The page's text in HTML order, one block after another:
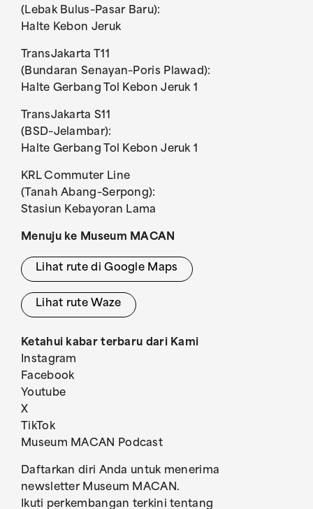
(Lebak Bulus–Pasar Baru):
Halte Kebon Jeruk
TransJakarta T11
(Bundaran Senayan–Poris Plawad):
Halte Gerbang Tol Kebon Jeruk 1
TransJakarta S11
(BSD–Jelambar):
Halte Gerbang Tol Kebon Jeruk 1
KRL Commuter Line
(Tanah Abang–Serpong):
Stasiun Kebayoran Lama
Menuju ke Museum MACAN
Lihat rute di Google Maps
Lihat rute Waze
Ketahui kabar terbaru dari Kami
Instagram
Facebook
Youtube
X
TikTok
Museum MACAN Podcast
Daftarkan diri Anda untuk menerima
newsletter Museum MACAN.
Ikuti perkembangan terkini tentang